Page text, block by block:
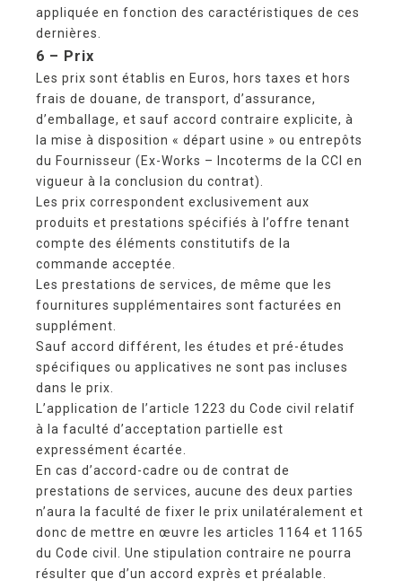
appliquée en fonction des caractéristiques de ces
dernières.
6 – Prix
Les prix sont établis en Euros, hors taxes et hors
frais de douane, de transport, d’assurance,
d’emballage, et sauf accord contraire explicite, à
la mise à disposition « départ usine » ou entrepôts
du Fournisseur (Ex-Works – Incoterms de la CCI en
vigueur à la conclusion du contrat).
Les prix correspondent exclusivement aux
produits et prestations spécifiés à l’offre tenant
compte des éléments constitutifs de la
commande acceptée.
Les prestations de services, de même que les
fournitures supplémentaires sont facturées en
supplément.
Sauf accord différent, les études et pré-études
spécifiques ou applicatives ne sont pas incluses
dans le prix.
L’application de l’article 1223 du Code civil relatif
à la faculté d’acceptation partielle est
expressément écartée.
En cas d’accord-cadre ou de contrat de
prestations de services, aucune des deux parties
n’aura la faculté de fixer le prix unilatéralement et
donc de mettre en œuvre les articles 1164 et 1165
du Code civil. Une stipulation contraire ne pourra
résulter que d’un accord exprès et préalable.